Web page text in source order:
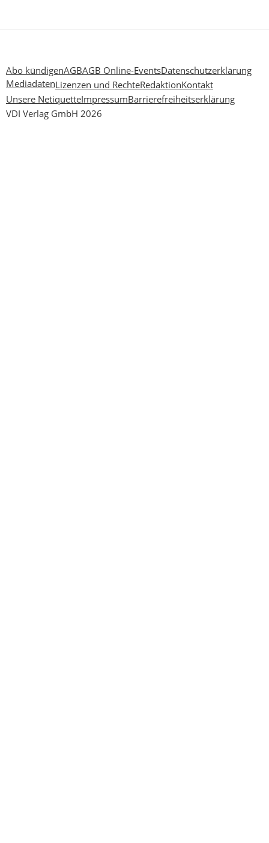
Abo kündigenAGBAGB Online-EventsDatenschutzerklärung
MediadatenLizenzen und RechteRedaktionKontakt
Unsere NetiquetteImpressumBarrierefreiheitserklärung
VDI Verlag GmbH 2026